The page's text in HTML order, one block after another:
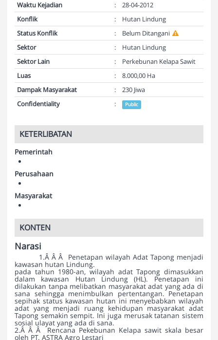
Waktu Kejadian
:
28-04-2012
Konflik
:
Hutan Lindung
Status Konflik
:
Belum Ditangani
Sektor
:
Hutan Lindung
Sektor Lain
:
Perkebunan Kelapa Sawit
Luas
:
8.000,00 Ha
Dampak Masyarakat
:
230 Jiwa
Confidentiality
: Public
KETERLIBATAN
Pemerintah
Perusahaan
Masyarakat
KONTEN
Narasi
1.Â Â Â Penetapan wilayah Adat Tapong menjadi
kawasan hutan Lindung.
pada tahun 1980-an, wilayah adat Tapong dimasukkan
dalam kawasan Hutan Lindung (HL). Penetapan ini
dilakukan tanpa melibatkan masyarakat adat yang ada di
sana sehingga menimbulkan pertentangan. Penetapan
sepihak status kawasan hutan ini menyebabkan wilayah
adat yang menjadi ruang kehidupan masyarakat adat
Tapong semakin sempit. Ini juga merusak tatanan sistem
sosial ulayat yang ada di sana.
2.Â Â Â Rencana Pekebunan Kelapa sawit skala besar
oleh PT. ASTRA Agro Lestari